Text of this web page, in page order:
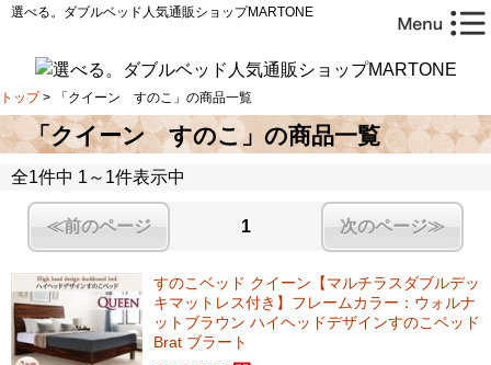
選べる。ダブルベッド人気通販ショップMARTONE
トップ > 「クイーン すのこ」の商品一覧
「クイーン すのこ」の商品一覧
全1件中 1～1件表示中
≪前のページ 1 次のページ≫
すのこベッド クイーン【マルチラスダブルデッ
キマットレス付き】フレームカラー：ウォルナ
ットブラウン ハイヘッドデザインすのこベッド
Brat ブラート